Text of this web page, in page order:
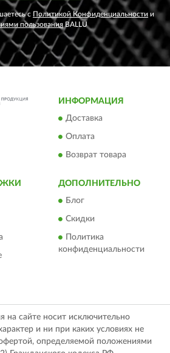
с Политикой Конфиденциальности и
пользованияBALLU
ИНФОРМАЦИЯ
Доставка
Оплата
Возврат товара
ДОПОЛНИТЕЛЬНО
Блог
Скидки
Политика
конфиденциальности
на сайте носит исключительно
и ни при каких условиях не
определяемой положениями